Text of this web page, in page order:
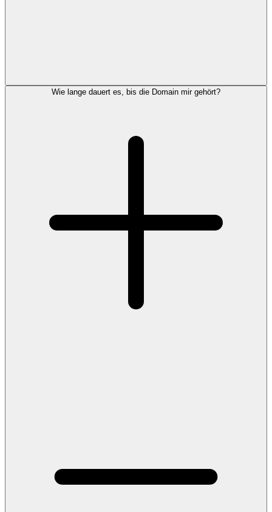
Wie lange dauert es, bis die Domain mir gehört?